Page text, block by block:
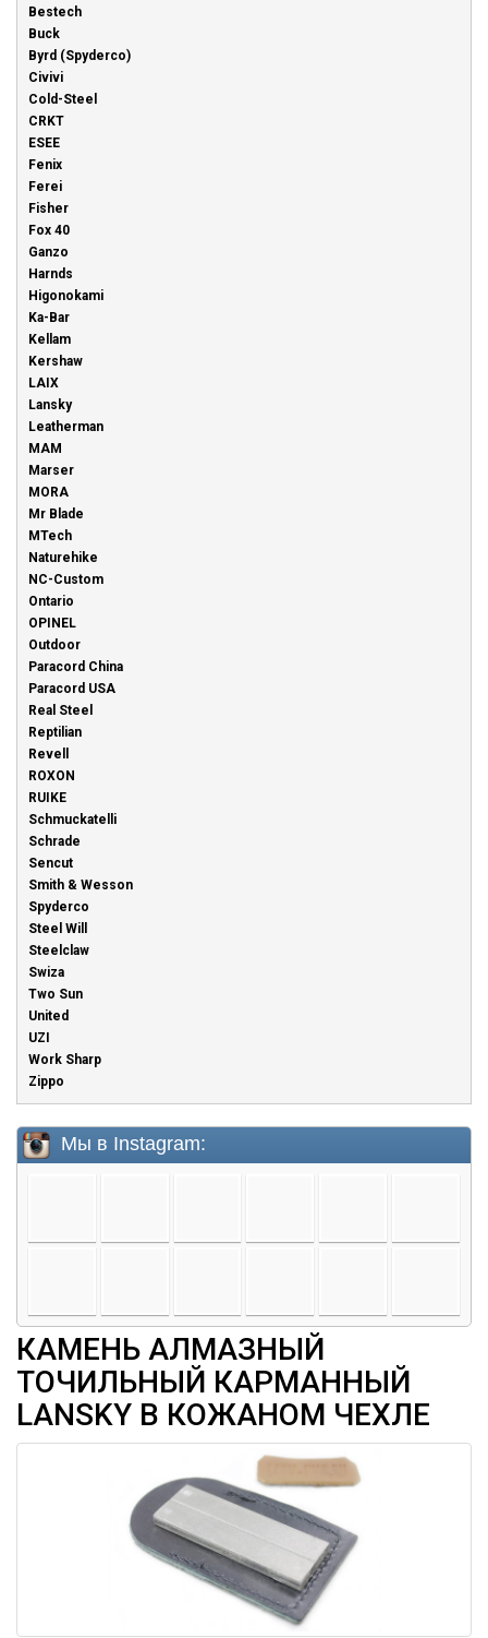
Bestech
Buck
Byrd (Spyderco)
Civivi
Cold-Steel
CRKT
ESEE
Fenix
Ferei
Fisher
Fox 40
Ganzo
Harnds
Higonokami
Ka-Bar
Kellam
Kershaw
LAIX
Lansky
Leatherman
MAM
Marser
MORA
Mr Blade
MTech
Naturehike
NC-Custom
Ontario
OPINEL
Outdoor
Paracord China
Paracord USA
Real Steel
Reptilian
Revell
ROXON
RUIKE
Schmuckatelli
Schrade
Sencut
Smith & Wesson
Spyderco
Steel Will
Steelclaw
Swiza
Two Sun
United
UZI
Work Sharp
Zippo
КАМЕНЬ АЛМАЗНЫЙ
ТОЧИЛЬНЫЙ КАРМАННЫЙ
LANSKY В КОЖАНОМ ЧЕХЛЕ